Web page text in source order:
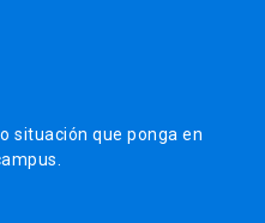
situación que ponga en